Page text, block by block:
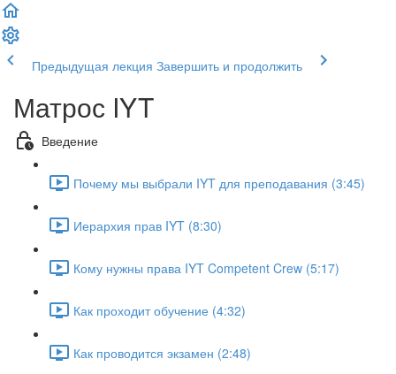
Предыдущая лекция Завершить и продолжить
Матрос IYT
Введение
Почему мы выбрали IYT для преподавания (3:45)
Иерархия прав IYT (8:30)
Кому нужны права IYT Competent Crew (5:17)
Как проходит обучение (4:32)
Как проводится экзамен (2:48)